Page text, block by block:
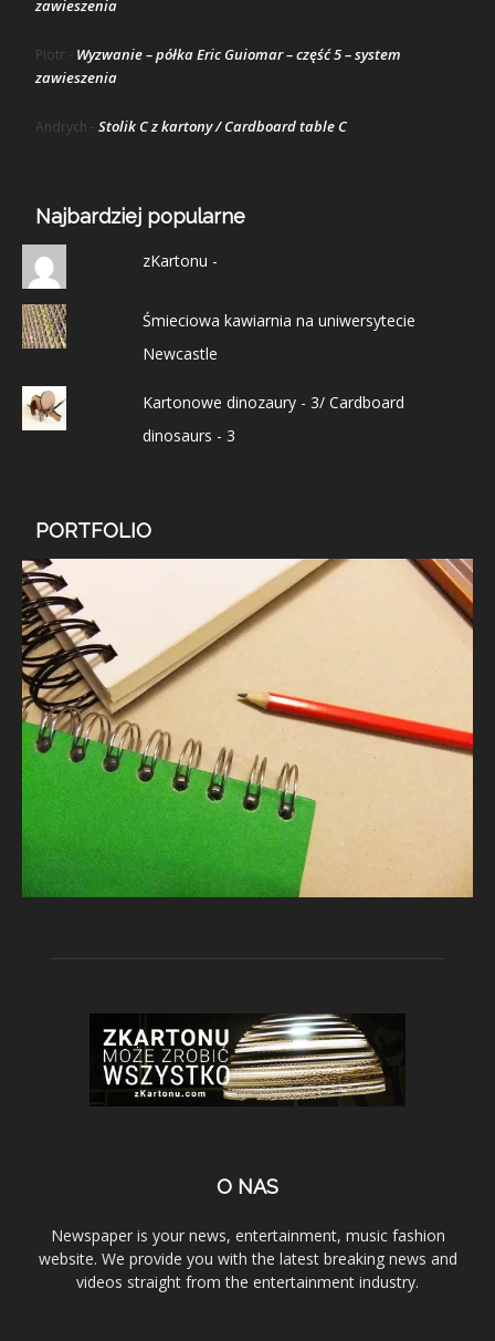
zawieszenia
Piotr - Wyzwanie – półka Eric Guiomar – część 5 – system
zawieszenia
Andrych - Stolik C z kartony / Cardboard table C
Najbardziej popularne
zKartonu -
Śmieciowa kawiarnia na uniwersytecie
Newcastle
Kartonowe dinozaury - 3/ Cardboard
dinosaurs - 3
PORTFOLIO
O NAS
Newspaper is your news, entertainment, music fashion
website. We provide you with the latest breaking news and
videos straight from the entertainment industry.